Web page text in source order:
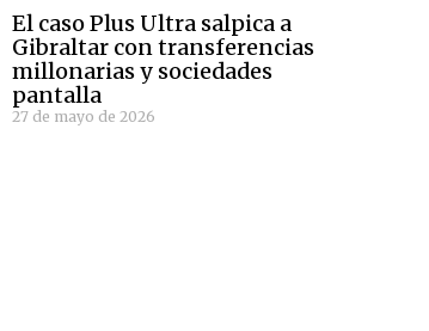
El caso Plus Ultra salpica a
Gibraltar con transferencias
millonarias y sociedades
pantalla
27 de mayo de 2026